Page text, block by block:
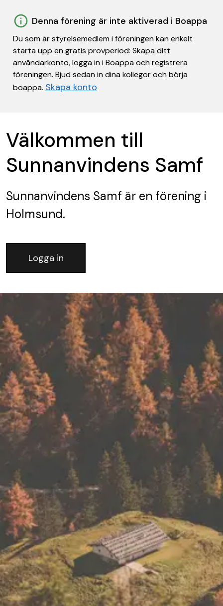
Denna förening är inte aktiverad i Boappa
Du som är styrelsemedlem i föreningen kan enkelt
starta upp en gratis provperiod: Skapa ditt
användarkonto, logga in i Boappa och registrera
föreningen. Bjud sedan in dina kollegor och börja
boappa. Skapa konto
Välkommen till
Sunnanvindens Samf
Sunnanvindens Samf är en förening i
Holmsund.
Logga in